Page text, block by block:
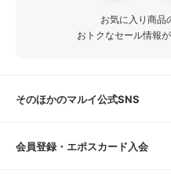
お気に入り商品
おトクなセール情報
そのほかのマルイ公式SNS
会員登録・エポスカード入会